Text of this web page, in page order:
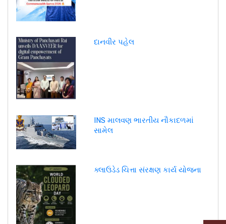
દાનવીર પહેલ
INS માલવણ ભારતીય નૌકાદળમાં
સામેલ
ક્લાઉડેડ ચિત્તા સંરક્ષણ કાર્ય યોજના